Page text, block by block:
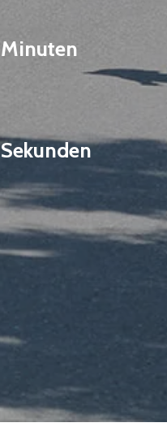
Minuten
Sekunden